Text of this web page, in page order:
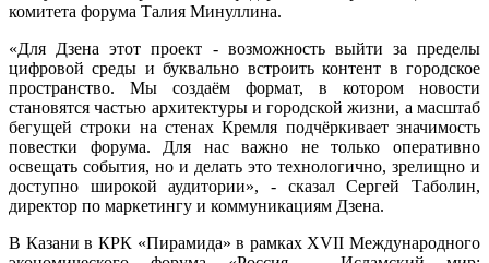
комитета форума Талия Минуллина.
«Для Дзена этот проект - возможность выйти за пределы
цифровой среды и буквально встроить контент в городское
пространство. Мы создаём формат, в котором новости
становятся частью архитектуры и городской жизни, а масштаб
бегущей строки на стенах Кремля подчёркивает значимость
повестки форума. Для нас важно не только оперативно
освещать события, но и делать это технологично, зрелищно и
доступно широкой аудитории», - сказал Сергей Таболин,
директор по маркетингу и коммуникациям Дзена.
В Казани в КРК «Пирамида» в рамках XVII Международного